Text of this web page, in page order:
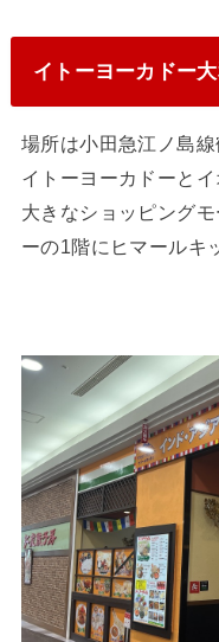
イトーヨーカドー
場所は小田急江ノ島線
イトーヨーカドーと
大きなショッピング
ーの1階にヒマールキ